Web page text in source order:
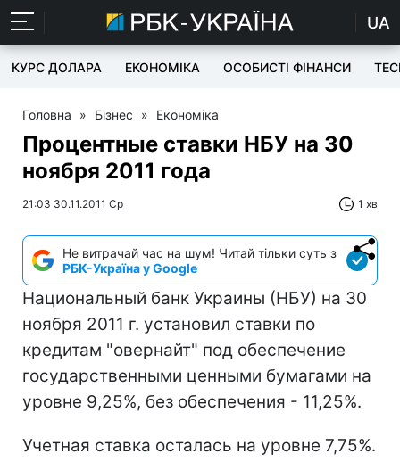
UA
КУРС ДОЛАРА ЕКОНОМІКА ОСОБИСТІ ФІНАНСИ
Головна » Бізнес » Економіка
Процентные ставки НБУ на 30
ноября 2011 года
21:03 30.11.2011 Ср 1 хв
Не витрачай час на шум! Читай тільки суть з
РБК-Україна у Google
Национальный банк Украины (НБУ) на 30
ноября 2011 г. установил ставки по
кредитам "овернайт" под обеспечение
государственными ценными бумагами на
уровне 9,25%, без обеспечения - 11,25%.
Учетная ставка осталась на уровне 7,75%.